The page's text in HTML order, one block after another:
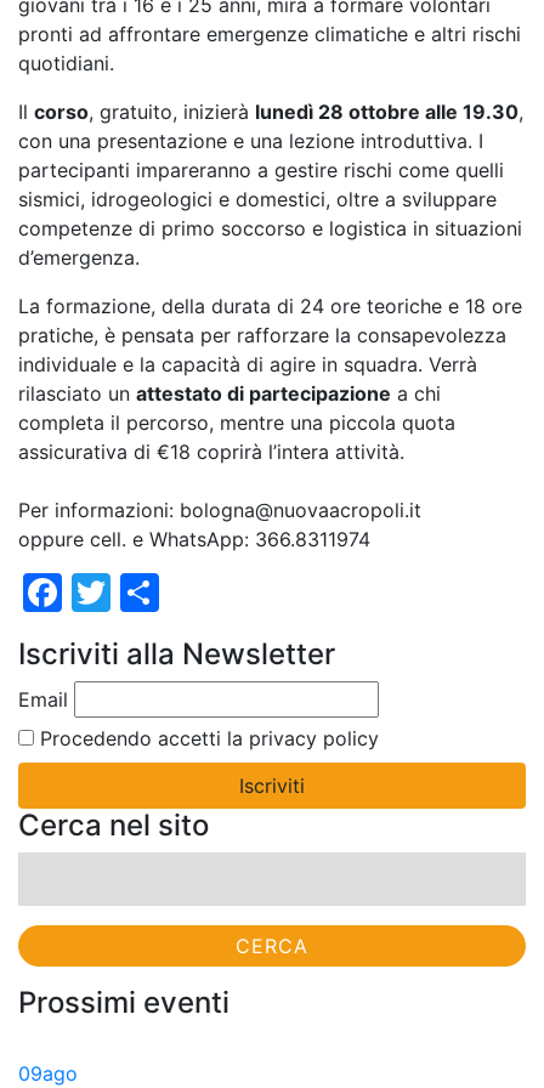
giovani tra i 16 e i 25 anni, mira a formare volontari
pronti ad affrontare emergenze climatiche e altri rischi
quotidiani.
Il corso, gratuito, inizierà lunedì 28 ottobre alle 19.30,
con una presentazione e una lezione introduttiva. I
partecipanti impareranno a gestire rischi come quelli
sismici, idrogeologici e domestici, oltre a sviluppare
competenze di primo soccorso e logistica in situazioni
d’emergenza.
La formazione, della durata di 24 ore teoriche e 18 ore
pratiche, è pensata per rafforzare la consapevolezza
individuale e la capacità di agire in squadra. Verrà
rilasciato un attestato di partecipazione a chi
completa il percorso, mentre una piccola quota
assicurativa di €18 coprirà l’intera attività.
Per informazioni: bologna@nuovaacropoli.it
oppure cell. e WhatsApp: 366.8311974
Facebook
Twitter
Iscriviti alla Newsletter
Email
Procedendo accetti la privacy policy
Cerca nel sito
Prossimi eventi
09ago